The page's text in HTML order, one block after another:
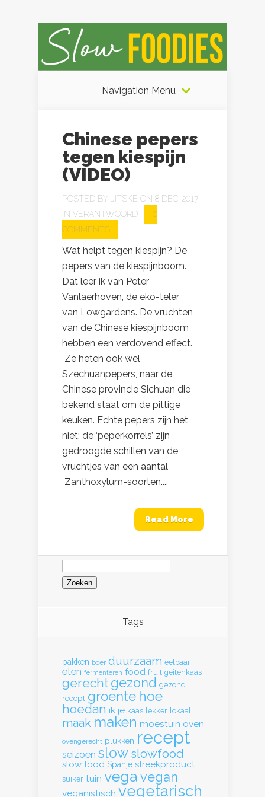
Navigation Menu
Chinese pepers
tegen kiespijn
(VIDEO)
POSTED BY JITSKE ON 8 DEC, 2017
IN VERANTWOORD
0
COMMENTS
Wat helpt tegen kiespijn? De
pepers van de kiespijnboom.
Dat leer ik van Peter
Vanlaerhoven, de eko-teler
van Lowgardens. De vruchten
van de Chinese kiespijnboom
hebben een verdovend effect.
Ze heten ook wel
Szechuanpepers, naar de
Chinese provincie Sichuan die
bekend staat om de pittige
keuken. Echte pepers zijn het
niet: de ‘peperkorrels’ zijn
gedroogde schillen van de
vruchtjes van een aantal
Zanthoxylum-soorten....
Read More
Zoeken
naar:
Tags
bakken boer duurzaam eetbaar
eten fermenteren food fruit geitenkaas
gerecht gezond gezond
recept groente hoe
hoedan ik je kaas lekker lokaal
maak maken moestuin oven
ovengerecht plukken recept
seizoen slow slowfood
slow food Spanje streekproduct
suiker tuin vega vegan
veganistisch vegetarisch